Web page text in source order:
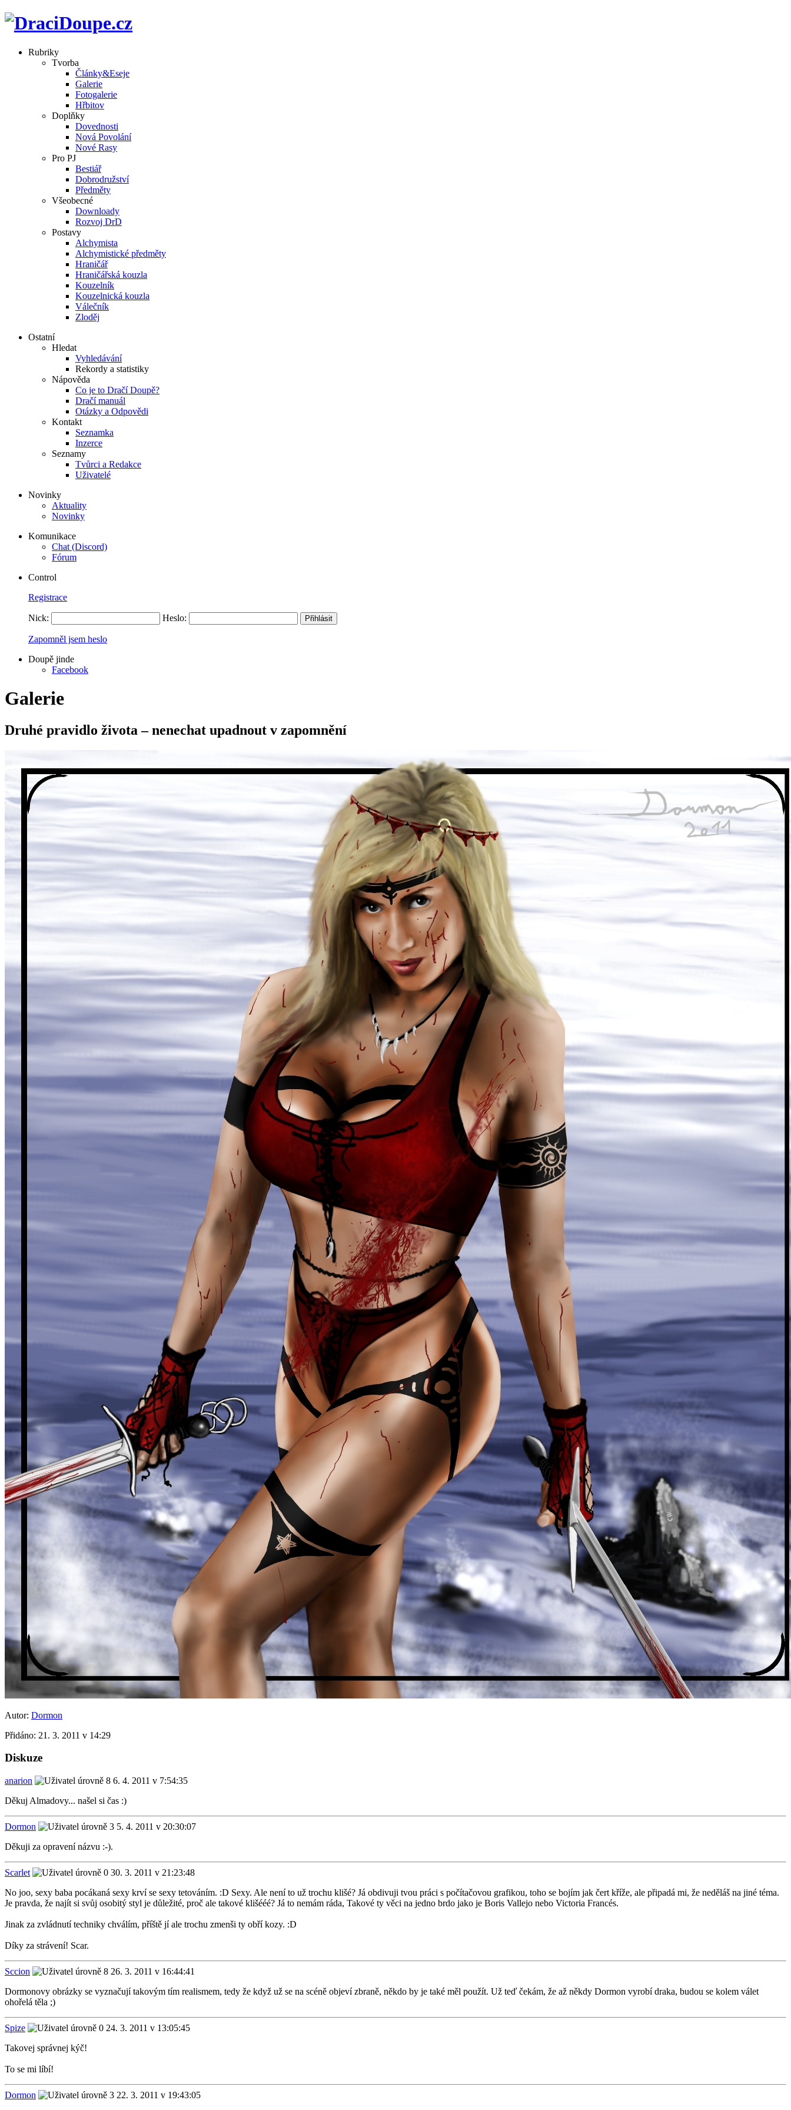
Rubriky
Tvorba
Články&Eseje
Galerie
Fotogalerie
Hřbitov
Doplňky
Dovednosti
Nová Povolání
Nové Rasy
Pro PJ
Bestiář
Dobrodružství
Předměty
Všeobecné
Downloady
Rozvoj DrD
Postavy
Alchymista
Alchymistické předměty
Hraničář
Hraničářská kouzla
Kouzelník
Kouzelnická kouzla
Válečník
Zloděj
Ostatní
Hledat
Vyhledávání
Rekordy a statistiky
Nápověda
Co je to Dračí Doupě?
Dračí manuál
Otázky a Odpovědi
Kontakt
Seznamka
Inzerce
Seznamy
Tvůrci a Redakce
Uživatelé
Novinky
Aktuality
Novinky
Komunikace
Chat (Discord)
Fórum
Control
Registrace
Nick: Heslo:
Zapomněl jsem heslo
Doupě jinde
Facebook
Galerie
Druhé pravidlo života – nenechat upadnout v zapomnění
Autor: Dormon
Přidáno: 21. 3. 2011 v 14:29
Diskuze
anarion
6. 4. 2011 v 7:54:35
Děkuj Almadovy... našel si čas :)
Dormon
5. 4. 2011 v 20:30:07
Děkuji za opravení názvu :-).
Scarlet
30. 3. 2011 v 21:23:48
No joo, sexy baba pocákaná sexy krví se sexy tetováním. :D Sexy. Ale není to už trochu klišé? Já obdivuji tvou práci s počítačovou grafikou, toho se bojím jak čert kříže, ale připadá mi, že neděláš na jiné téma.
Je pravda, že najít si svůj osobitý styl je důležité, proč ale takové klišééé? Já to nemám ráda, Takové ty věci na jedno brdo jako je Boris Vallejo nebo Victoria Francés.
Jinak za zvládnutí techniky chválím, příště jí ale trochu zmenši ty obří kozy. :D
Díky za strávení! Scar.
Sccion
26. 3. 2011 v 16:44:41
Dormonovy obrázky se vyznačují takovým tím realismem, tedy že když už se na scéně objeví zbraně, někdo by je také měl použít. Už teď čekám, že až někdy Dormon vyrobí draka, budou se kolem válet
ohořelá těla ;)
Spize
24. 3. 2011 v 13:05:45
Takovej správnej kýč!
To se mi líbí!
Dormon 22. 3. 2011 v 19:43:05